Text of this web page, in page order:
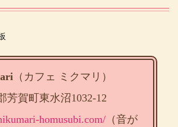
（カフェ ミクマリ）
芳賀町東水沼1032-12
homusubi.com/ （音が